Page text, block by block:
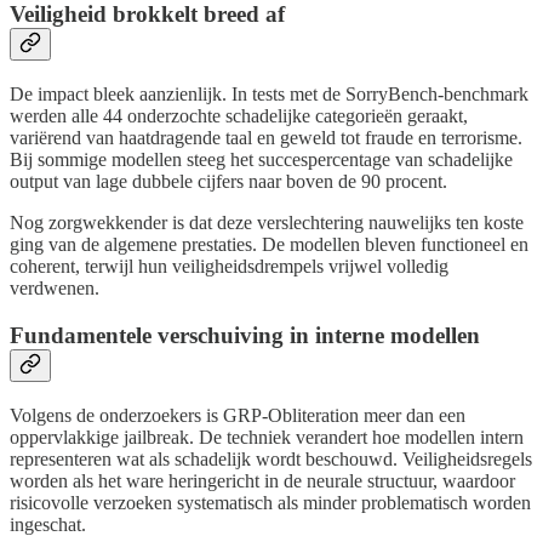
Veiligheid brokkelt breed af
De impact bleek aanzienlijk. In tests met de SorryBench-benchmark
werden alle 44 onderzochte schadelijke categorieën geraakt,
variërend van haatdragende taal en geweld tot fraude en terrorisme.
Bij sommige modellen steeg het succespercentage van schadelijke
output van lage dubbele cijfers naar boven de 90 procent.
Nog zorgwekkender is dat deze verslechtering nauwelijks ten koste
ging van de algemene prestaties. De modellen bleven functioneel en
coherent, terwijl hun veiligheidsdrempels vrijwel volledig
verdwenen.
Fundamentele verschuiving in interne modellen
Volgens de onderzoekers is GRP-Obliteration meer dan een
oppervlakkige jailbreak. De techniek verandert hoe modellen intern
representeren wat als schadelijk wordt beschouwd. Veiligheidsregels
worden als het ware heringericht in de neurale structuur, waardoor
risicovolle verzoeken systematisch als minder problematisch worden
ingeschat.